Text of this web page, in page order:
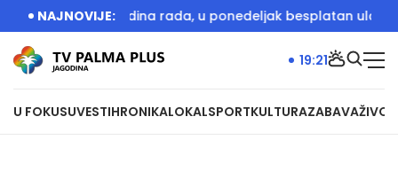
NAJNOVIJE:
20 godina rada, u ponedeljak besplatan ulaz
U FOKUSUVESTIHRONIKALOKALSPORTKULTURAZABAVAŽIVOT
19:21